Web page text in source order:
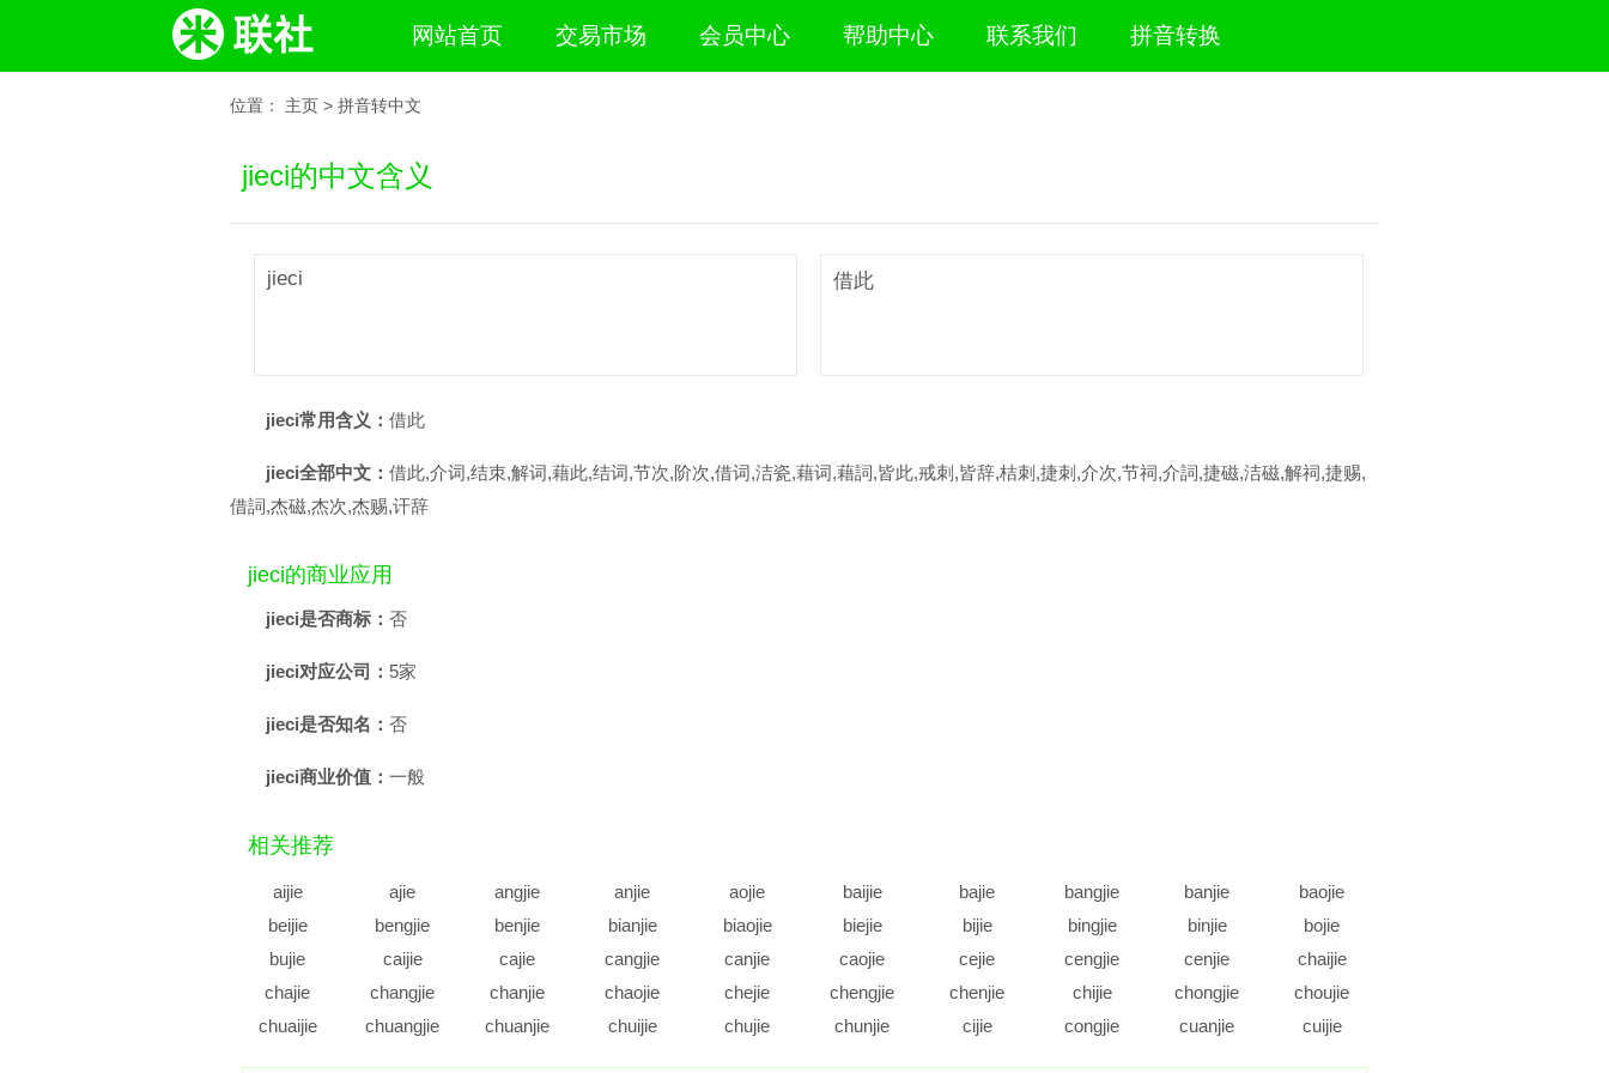
网站首页 交易市场 会员中心 帮助中心 联系我们 拼音转换
位置： 主页 > 拼音转中文
jieci的中文含义
jieci 借此
jieci常用含义： 借此
jieci全部中文： 借此,介词,结朿,解词,藉此,结词,节次,阶次,借词,洁瓷,藉词,藉詞,皆此,戒刺,皆辞,桔刺,捷刺,介次,节祠,介詞,捷磁,洁磁,解祠,捷赐,
借詞,杰磁,杰次,杰赐,讦辞
jieci的商业应用
jieci是否商标： 否
jieci对应公司： 5家
jieci是否知名： 否
jieci商业价值： 一般
相关推荐
aijie ajie angjie anjie aojie baijie bajie bangjie banjie
baojie
beijie
bengjie benjie bianjie biaojie biejie bijie bingjie binjie
bojie
bujie
caijie cajie cangjie canjie caojie cejie cengjie cenjie
chaijie
chajie
changjie chanjie chaojie chejie chengjie chenjie chijie chongjie
choujie
chuaijie
chuangjie chuanjie chuijie chujie chunjie cijie congjie cuanjie
cuijie